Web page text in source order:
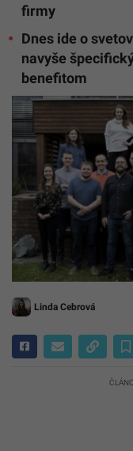
firmy
Dnes ide o
navyše
benefitom
Linda Cebrová